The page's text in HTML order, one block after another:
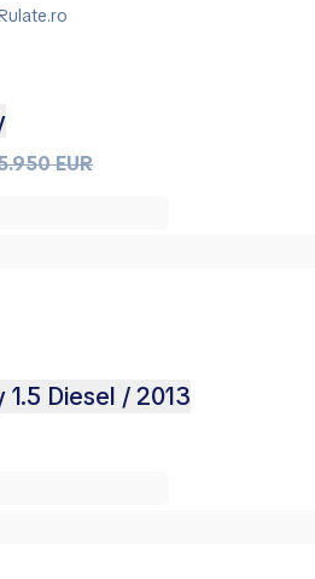
EUR
1.5 Diesel / 2013